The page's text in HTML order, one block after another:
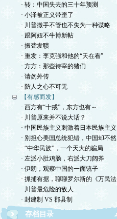
· 转：中国失去的三十年预测
· 小泽被正义带歪了
· 川普撒手不管也不失为一种谋略
· 跟阿妞不牛博新帖
· 振聋发聩
· 重发：李克强和他的“天在看”
· 方方：那些待宰的猪们
· 请勿外传
· 防人之心不可无
【有感而发】
· 西方有“十戒”，东方也有～
· 川普原来并不说大话？
· 中国民族主义刺激着日本民族主义
· 别担心美国总统犯错，中国却不然
· “中华民族”，一个天大的骗局
· 左派小肚鸡肠，右派大刀阔斧
· 伊朗，观察中国的一面镜子
· 抓捕有据，聊聊罗尔斯的《万民法
· 川普最危险的敌人
· 封建制 VS 郡县制
存档目录